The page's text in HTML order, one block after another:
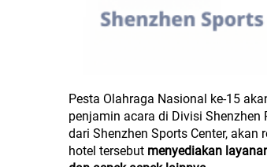
Pesta Olahraga Nasional ke-15
penjamin acara di Divisi Shenzhen
dari Shenzhen Sports Center,
hotel tersebut menyediakan